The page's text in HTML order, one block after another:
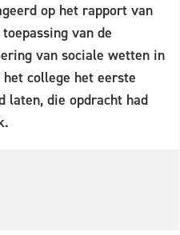
op het rapport van
van de
van sociale wetten in
college het eerste
laten, die opdracht had